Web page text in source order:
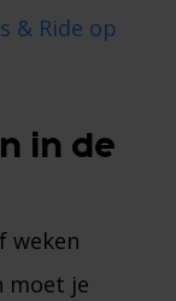
& Ride op
in de
weken
moet je